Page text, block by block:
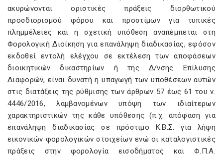
ακυρώνονται οριστικές πράξεις διορθωτικού
προσδιορισμού φόρου και προστίμων για τυπικές
πλημμέλειες και η σχετική υπόθεση αναπέμπεται στη
Φορολογική Διοίκηση για επανάληψη διαδικασίας, εφόσον
εκδοθεί εντολή ελέγχου σε εκτέλεση των αποφάσεων
διοικητικών δικαστηρίων ή της Δ/νσης Επίλυσης
Διαφορών, είναι δυνατή η υπαγωγή των υποθέσεων αυτών
στις διατάξεις της ρύθμισης των άρθρων 57 έως 61 του ν.
4446/2016, λαμβανομένων υπόψη των ιδιαίτερων
χαρακτηριστικών της κάθε υπόθεσης (π.χ. απόφαση για
επανάληψη διαδικασίας σε πρόστιμο Κ.Β.Σ. για λήψη
εικονικών φορολογικών στοιχείων ενώ οι καταλογιστικές
πράξεις στην φορολογία εισοδήματος και Φ.Π.Α.